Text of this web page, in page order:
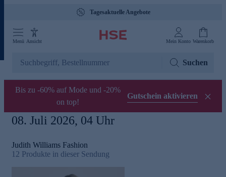
Tagesaktuelle Angebote
Menü Ansicht Mein Konto Warenkorb
Suchen
Bis zu -60% auf Mode und -20%
on top!
Gutschein aktivieren
08. Juli 2026, 04 Uhr
Judith Williams Fashion
12 Produkte in dieser Sendung